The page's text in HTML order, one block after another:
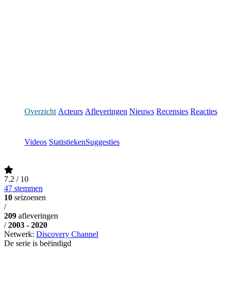
Overzicht Acteurs Afleveringen Nieuws Recensies Reacties
Videos StatistiekenSuggesties
7.2 / 10
47 stemmen
10 seizoenen
/
209 afleveringen
/ 2003 - 2020
Netwerk: Discovery Channel
De serie is beëindigd